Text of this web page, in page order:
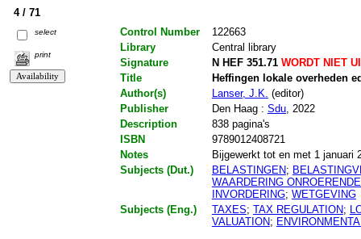
4 / 71
select
print
Control Number
122663
Library
Central library
Signature
N HEF 351.71WORDT NIET
Title
Heffingen lokale overheden
Author(s)
Lanser, J.K. (editor)
Publisher
Den Haag : Sdu, 2022
Description
838 pagina's
ISBN
9789012408721
Notes
Bijgewerkt tot en met 1 januari
Subjects (Dut.)
BELASTINGEN;
WAARDERING
INVORDERING; WETGEVING
Subjects (Eng.)
TAXES; TAX REGULATION;
VALUATION;